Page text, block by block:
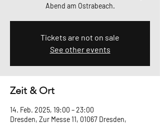
Abend am Ostrabeach.
Tickets are not on sale
See other events
Zeit & Ort
14. Feb. 2025, 19:00 – 23:00
Dresden, Zur Messe 11, 01067 Dresden,